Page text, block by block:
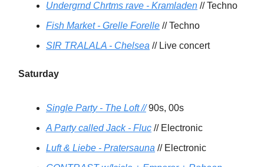
Undergrnd Chrtms rave - Kramladen // Techno
Fish Market - Grelle Forelle // Techno
SIR TRALALA - Chelsea // Live concert
Saturday
Single Party - The Loft //90s, 00s
A Party called Jack - Fluc // Electronic
Luft & Liebe - Pratersauna // Electronic